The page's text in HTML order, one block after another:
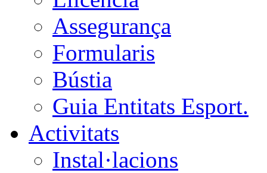
Assegurança
Formularis
Bústia
Guia Entitats Esport.
Activitats
Instal·lacions